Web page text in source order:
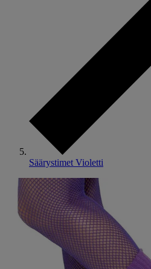
Säärystimet Violetti